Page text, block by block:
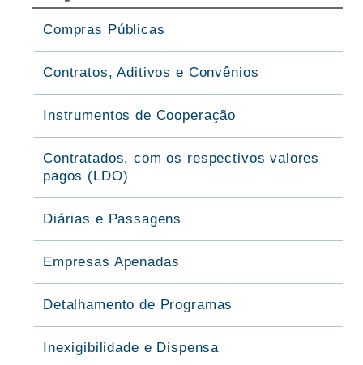
Compras Públicas
Contratos, Aditivos e Convênios
Instrumentos de Cooperação
Contratados, com os respectivos valores
pagos (LDO)
Diárias e Passagens
Empresas Apenadas
Detalhamento de Programas
Inexigibilidade e Dispensa